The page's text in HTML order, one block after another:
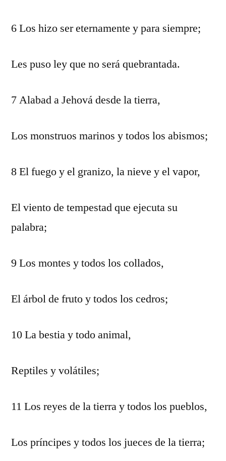
6 Los hizo ser eternamente y para siempre;
Les puso ley que no será quebrantada.
7 Alabad a Jehová desde la tierra,
Los monstruos marinos y todos los abismos;
8 El fuego y el granizo, la nieve y el vapor,
El viento de tempestad que ejecuta su
palabra;
9 Los montes y todos los collados,
El árbol de fruto y todos los cedros;
10 La bestia y todo animal,
Reptiles y volátiles;
11 Los reyes de la tierra y todos los pueblos,
Los príncipes y todos los jueces de la tierra;